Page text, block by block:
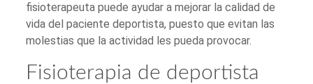
fisioterapeuta puede ayudar a mejorar la calidad de
vida del paciente deportista, puesto que evitan las
molestias que la actividad les pueda provocar.
Fisioterapia de deportista